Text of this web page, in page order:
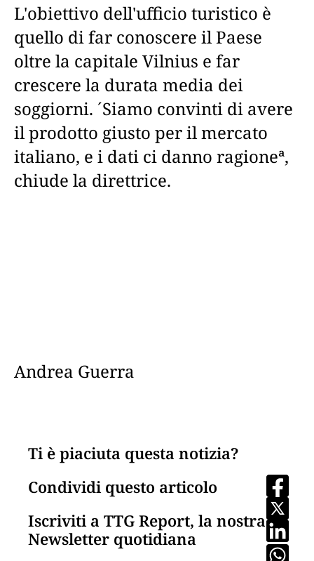
L'obiettivo dell'ufficio turistico è
quello di far conoscere il Paese
oltre la capitale Vilnius e far
crescere la durata media dei
soggiorni. ´Siamo convinti di avere
il prodotto giusto per il mercato
italiano, e i dati ci danno ragioneª,
chiude la direttrice.
Andrea Guerra
Ti è piaciuta questa notizia?
Condividi questo articolo
Iscriviti a TTG Report, la nostra
Newsletter quotidiana